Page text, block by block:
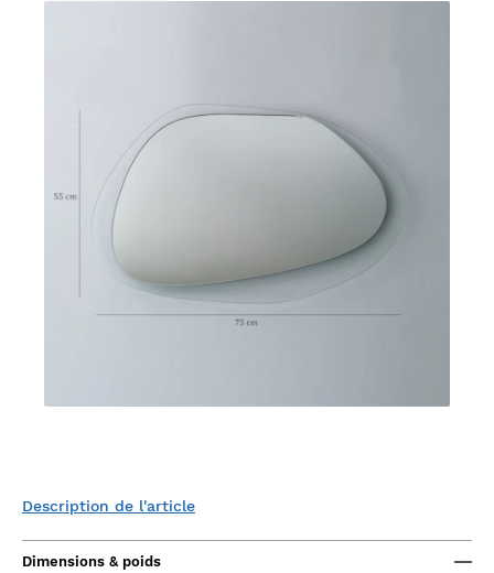
Description de l'article
Dimensions & poids